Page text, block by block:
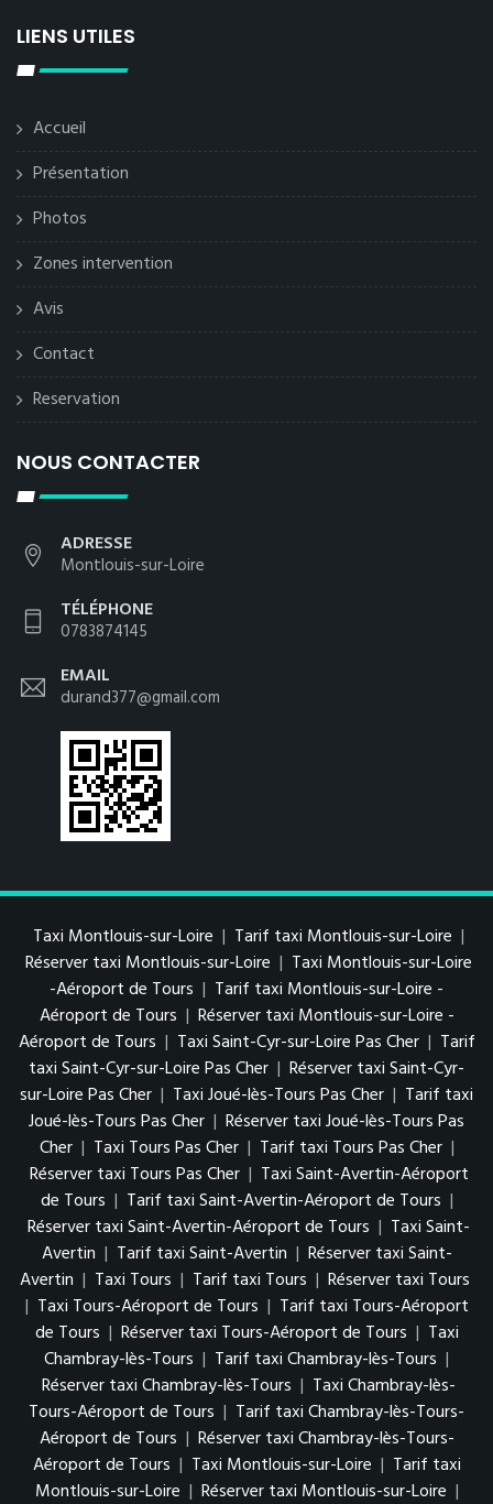
LIENS UTILES
Accueil
Présentation
Photos
Zones intervention
Avis
Contact
Reservation
NOUS CONTACTER
ADRESSE
Montlouis-sur-Loire
TÉLÉPHONE
0783874145
EMAIL
durand377@gmail.com
Taxi Montlouis-sur-Loire | Tarif taxi Montlouis-sur-Loire |
Réserver taxi Montlouis-sur-Loire | Taxi Montlouis-sur-Loire
-Aéroport de Tours | Tarif taxi Montlouis-sur-Loire -
Aéroport de Tours | Réserver taxi Montlouis-sur-Loire -
Aéroport de Tours | Taxi Saint-Cyr-sur-Loire Pas Cher | Tarif
taxi Saint-Cyr-sur-Loire Pas Cher | Réserver taxi Saint-Cyr-
sur-Loire Pas Cher | Taxi Joué-lès-Tours Pas Cher | Tarif taxi
Joué-lès-Tours Pas Cher | Réserver taxi Joué-lès-Tours Pas
Cher | Taxi Tours Pas Cher | Tarif taxi Tours Pas Cher |
Réserver taxi Tours Pas Cher | Taxi Saint-Avertin-Aéroport
de Tours | Tarif taxi Saint-Avertin-Aéroport de Tours |
Réserver taxi Saint-Avertin-Aéroport de Tours | Taxi Saint-
Avertin | Tarif taxi Saint-Avertin | Réserver taxi Saint-
Avertin | Taxi Tours | Tarif taxi Tours | Réserver taxi Tours
| Taxi Tours-Aéroport de Tours | Tarif taxi Tours-Aéroport
de Tours | Réserver taxi Tours-Aéroport de Tours | Taxi
Chambray-lès-Tours | Tarif taxi Chambray-lès-Tours |
Réserver taxi Chambray-lès-Tours | Taxi Chambray-lès-
Tours-Aéroport de Tours | Tarif taxi Chambray-lès-Tours-
Aéroport de Tours | Réserver taxi Chambray-lès-Tours-
Aéroport de Tours | Taxi Montlouis-sur-Loire | Tarif taxi
Montlouis-sur-Loire | Réserver taxi Montlouis-sur-Loire |